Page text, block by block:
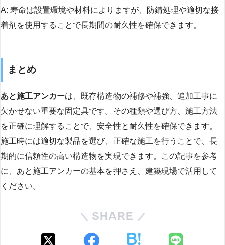
A: 寿命は設置環境や材料によりますが、防錆処理や適切な接
着剤を使用することで長期間の耐久性を確保できます。
まとめ
あと施工アンカーは、既存構造物の補修や補強、追加工事に
欠かせない重要な固定具です。その種類や選び方、施工方法
を正確に理解することで、安全性と耐久性を確保できます。
施工時には適切な製品を選び、正確な施工を行うことで、長
期的に信頼性の高い構造物を実現できます。この記事を参考
に、あと施工アンカーの基本を押さえ、建築現場で活用して
ください。
SHARE